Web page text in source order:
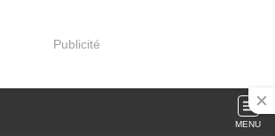
Publicité
MENU